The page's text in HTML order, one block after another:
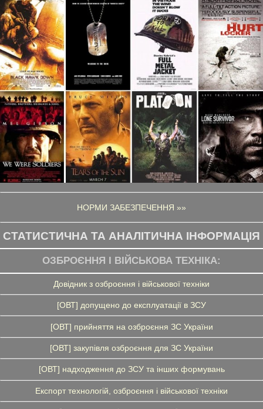
НОРМИ ЗАБЕЗПЕЧЕННЯ »»
СТАТИСТИЧНА ТА АНАЛІТИЧНА ІНФОРМАЦІЯ
ОЗБРОЄННЯ І ВІЙСЬКОВА ТЕХНІКА:
Довідник з озброєння і військової техніки
[ОВТ] допущено до експлуатації в ЗСУ
[ОВТ] прийняття на озброєння ЗС України
[ОВТ] закупівля озброєння для ЗС України
[ОВТ] надходження до ЗСУ та інших формувань
Експорт технологій, озброєння і військової техніки